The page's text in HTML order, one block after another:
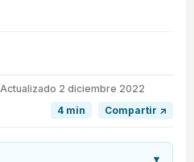
Actualizado 2 diciembre 2022
4 min
Compartir ↗
▾